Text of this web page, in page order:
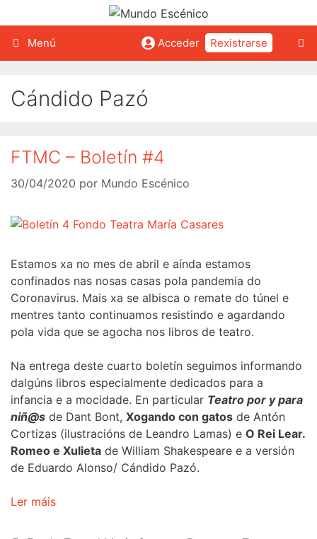
ao
contido
Acceder Rexistrarse
Menú
Cándido Pazó
FTMC – Boletín #4
30/04/2020 por Mundo Escénico
Estamos xa no mes de abril e aínda estamos
confinados nas nosas casas pola pandemia do
Coronavirus. Mais xa se albisca o remate do túnel e
mentres tanto continuamos resistindo e agardando
pola vida que se agocha nos libros de teatro.
Na entrega deste cuarto boletín seguimos informando
dalgúns libros especialmente dedicados para a
infancia e a mocidade. En particular Teatro por y para
niñ@s de Dant Bont, Xogando con gatos de Antón
Cortizas (ilustracións de Leandro Lamas) e O Rei Lear.
Romeo e Xulieta de William Shakespeare e a versión
de Eduardo Alonso/ Cándido Pazó.
Ler máis